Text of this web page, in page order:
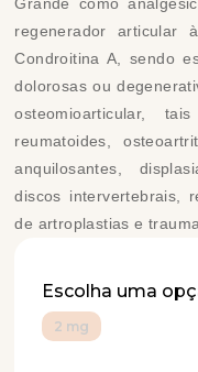
Grande como
regenerador articular
Condroitina A, sendo
dolorosas ou
osteomioarticular,
reumatoides,
anquilosantes,
discos intervertebrais,
de artroplastias e
Escolha uma
2 mg